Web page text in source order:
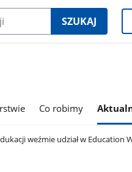
SZUKAJ
Co robimy
weźmie udział w Education